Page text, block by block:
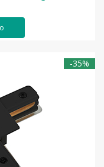
-35%